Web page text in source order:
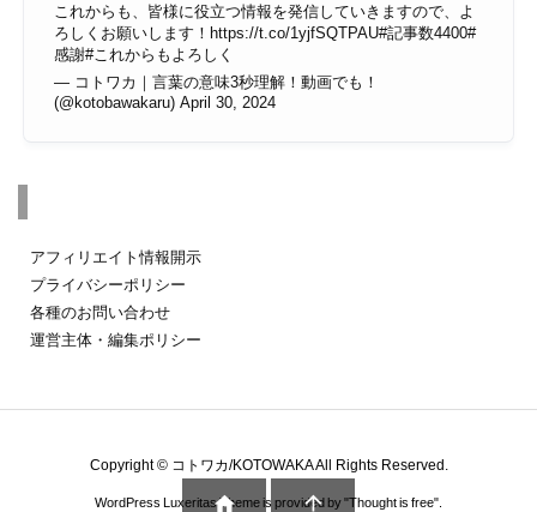
これからも、皆様に役立つ情報を発信していきますので、よ
ろしくお願いします！ https://t.co/1yjfSQTPAU#記事数4400#
感謝#これからもよろしく
— コトワカ｜言葉の意味3秒理解！動画でも！
(@kotobawakaru) April 30, 2024
アフィリエイト情報開示
プライバシーポリシー
各種のお問い合わせ
運営主体・編集ポリシー
Copyright © コトワカ/KOTOWAKAAll Rights Reserved.
WordPress Luxeritas Theme is provided by "Thought is free".
 